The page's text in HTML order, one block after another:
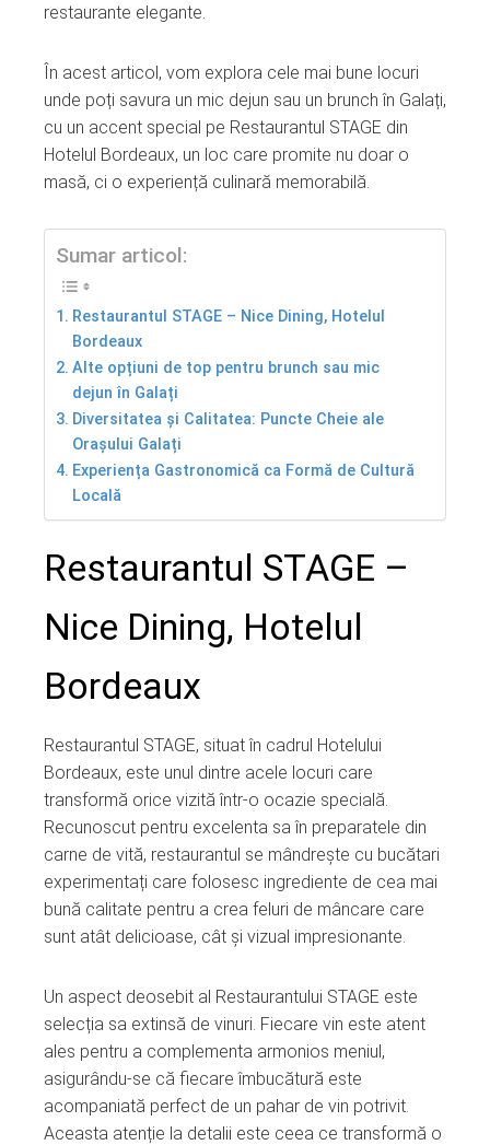
restaurante elegante.
În acest articol, vom explora cele mai bune locuri
unde poți savura un mic dejun sau un brunch în Galați,
cu un accent special pe Restaurantul STAGE din
Hotelul Bordeaux, un loc care promite nu doar o
masă, ci o experiență culinară memorabilă.
Sumar articol:
Restaurantul STAGE – Nice Dining, Hotelul
Bordeaux
Alte opțiuni de top pentru brunch sau mic
dejun în Galați
Diversitatea și Calitatea: Puncte Cheie ale
Orașului Galați
Experiența Gastronomică ca Formă de Cultură
Locală
Restaurantul STAGE –
Nice Dining, Hotelul
Bordeaux
Restaurantul STAGE, situat în cadrul Hotelului
Bordeaux, este unul dintre acele locuri care
transformă orice vizită într-o ocazie specială.
Recunoscut pentru excelenta sa în preparatele din
carne de vită, restaurantul se mândrește cu bucătari
experimentați care folosesc ingrediente de cea mai
bună calitate pentru a crea feluri de mâncare care
sunt atât delicioase, cât și vizual impresionante.
Un aspect deosebit al Restaurantului STAGE este
selecția sa extinsă de vinuri. Fiecare vin este atent
ales pentru a complementa armonios meniul,
asigurându-se că fiecare îmbucătură este
acompaniată perfect de un pahar de vin potrivit.
Aceasta atenție la detalii este ceea ce transformă o